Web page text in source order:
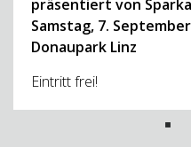
präsentiert von
Samstag, 7.
Donaupark Linz
Eintritt frei!